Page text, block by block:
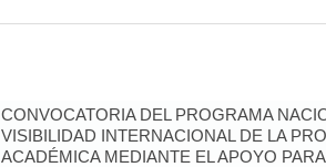
CONVOCATORIA DEL PROGRAMA
VISIBILIDAD INTERNACIONAL DE LA
ACADÉMICA MEDIANTE EL APOYO